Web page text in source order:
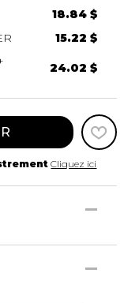
18.84 $
15.22 $
24.02 $
Cliquez ici